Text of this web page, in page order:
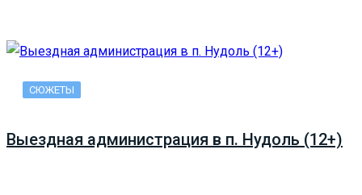
СЮЖЕТЫ
Выездная администрация в п. Нудоль (12+)